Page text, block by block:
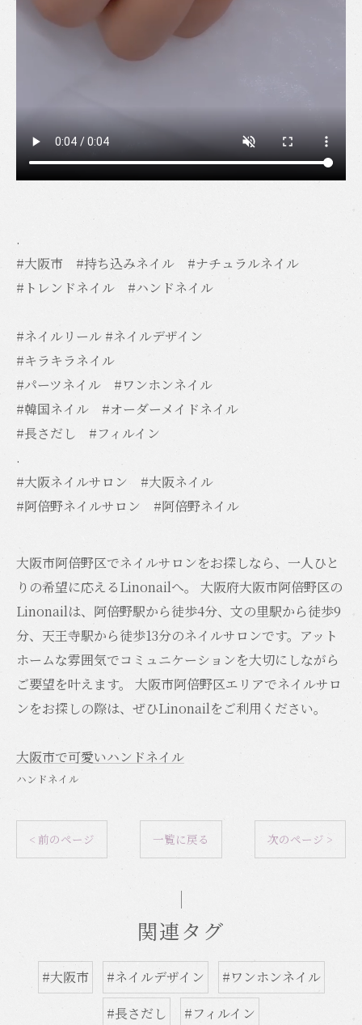
.
#大阪市 #持ち込みネイル #ナチュラルネイル
#トレンドネイル #ハンドネイル
#ネイルリール #ネイルデザイン
#キラキラネイル
#パーツネイル #ワンホンネイル
#韓国ネイル #オーダーメイドネイル
#長さだし #フィルイン
.
#大阪ネイルサロン #大阪ネイル
#阿倍野ネイルサロン #阿倍野ネイル
大阪市阿倍野区でネイルサロンをお探しなら、一人ひと
りの希望に応えるLinonailへ。 大阪府大阪市阿倍野区の
Linonailは、阿倍野駅から徒歩4分、文の里駅から徒歩9
分、天王寺駅から徒歩13分のネイルサロンです。アット
ホームな雰囲気でコミュニケーションを大切にしながら
ご要望を叶えます。 大阪市阿倍野区エリアでネイルサロ
ンをお探しの際は、ぜひLinonailをご利用ください。
大阪市で可愛いハンドネイル
ハンドネイル
< 前のページ 一覧に戻る 次のページ >
関連タグ
#大阪市 #ネイルデザイン
#ワンホンネイル
#長さだし
#フィルイン